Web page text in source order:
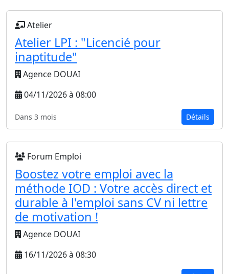
Atelier
Atelier LPI : "Licencié pour
inaptitude"
Agence DOUAI
04/11/2026 à 08:00
Dans 3 mois Détails
Forum Emploi
Boostez votre emploi avec la
méthode IOD : Votre accès direct et
durable à l'emploi sans CV ni lettre
de motivation !
Agence DOUAI
16/11/2026 à 08:30